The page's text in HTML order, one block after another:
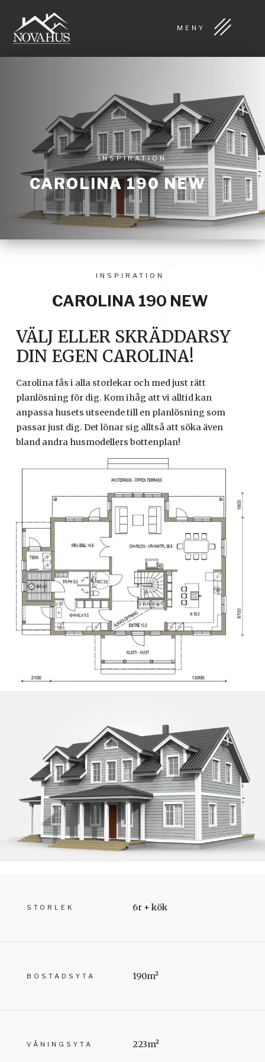
MENY
INSPIRATION
CAROLINA 190 NEW
STORLEK 6r + kök
BOSTADSYTA 190m²
VÅNINGSYTA 223m²
INSPIRATION
CAROLINA 190 NEW
VÄLJ ELLER SKRÄDDARSY
DIN EGEN CAROLINA!
Carolina fås i alla storlekar och med just rätt
planlösning för dig. Kom ihåg att vi alltid kan
anpassa husets utseende till en planlösning som
passar just dig. Det lönar sig alltså att söka även
bland andra husmodellers bottenplan!